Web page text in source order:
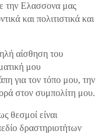
την Ελασσονα μας
και πολιτιστικά και
αίσθηση του
μου
για τον τόπο μου, την
στον συμπολίτη μου.
θεσμοί είναι
δραστηριοτήτων